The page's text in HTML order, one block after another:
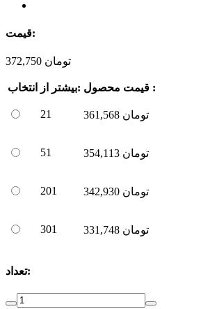
قیمت:
372,750 تومان
انتخاب بیشتر از: قیمت محصول :
21 361,568 تومان
51 354,113 تومان
201 342,930 تومان
301 331,748 تومان
تعداد: